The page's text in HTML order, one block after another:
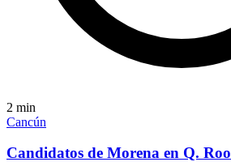
2 min
Cancún
Candidatos de Morena en Q.